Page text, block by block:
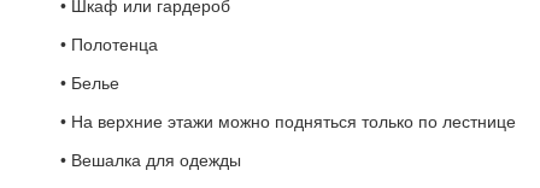
• Шкаф или гардероб
• Полотенца
• Белье
• На верхние этажи можно подняться только по лестнице
• Вешалка для одежды